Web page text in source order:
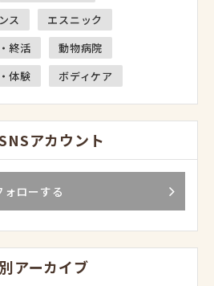
ス
エスニック
終活
動物病院
体験 ボディケア
アカウント
ローする
アーカイブ